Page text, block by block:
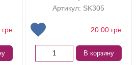
грн.
Артикул: SK305
20.00 грн.
В корзину